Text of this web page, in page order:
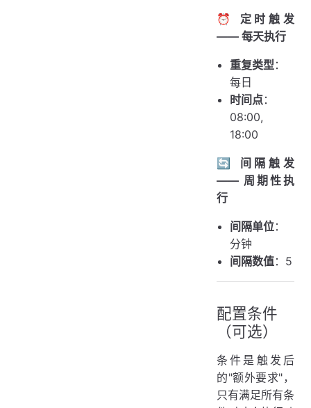
⏰ 定时触发
—— 每天执行
重复类型 ：
每日
时间点：
08:00,
18:00
🔄 间隔触发
—— 周期性执
行
间隔单位：
分钟
间隔数值：5
配置条件
（可选）
条件是触发后
的"额外要求"，
只有满足所有条